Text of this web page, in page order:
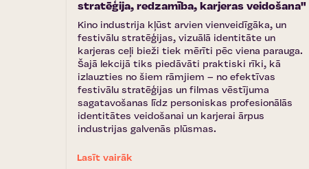
stratēģija, redzamība, karjeras veidošana"
Kino industrija kļūst arvien vienveidīgāka, un
festivālu stratēģijas, vizuālā identitāte un
karjeras ceļi bieži tiek mērīti pēc viena parauga.
Šajā lekcijā tiks piedāvāti praktiski rīki, kā
izlauzties no šiem rāmjiem – no efektīvas
festivālu stratēģijas un filmas vēstījuma
sagatavošanas līdz personiskas profesionālās
identitātes veidošanai un karjerai ārpus
industrijas galvenās plūsmas.
Lasīt vairāk